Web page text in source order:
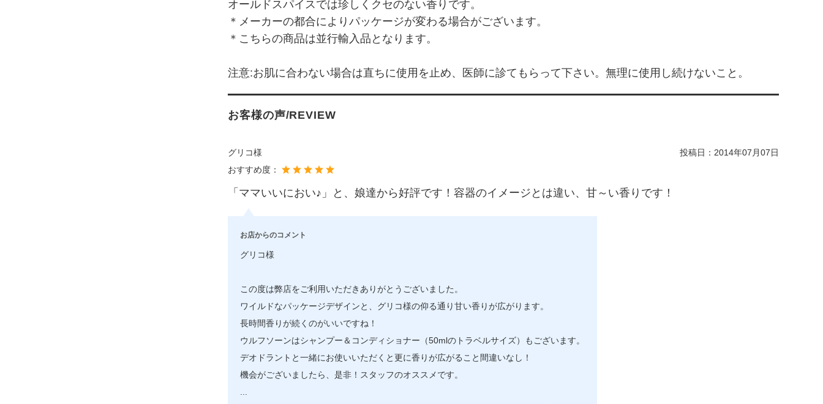
オールドスパイスでは珍しくクセのない香りです。
＊メーカーの都合によりパッケージが変わる場合がございます。
＊こちらの商品は並行輸入品となります。
注意:お肌に合わない場合は直ちに使用を止め、医師に診てもらって下さい。無理に使用し続けないこと。
お客様の声/REVIEW
グリコ様 投稿日： 2014年07月07日
おすすめ度：
「ママいいにおい♪」と、娘達から好評です！容器のイメージとは違い、甘～い香りです！
お店からのコメント
グリコ様
この度は弊店をご利用いただきありがとうございました。
ワイルドなパッケージデザインと、グリコ様の仰る通り甘い香りが広がります。
長時間香りが続くのがいいですね！
ウルフソーンはシャンプー＆コンディショナー（50mlのトラベルサイズ）もございます。
デオドラントと一緒にお使いいただくと更に香りが広がること間違いなし！
機会がございましたら、是非！スタッフのオススメです。
...